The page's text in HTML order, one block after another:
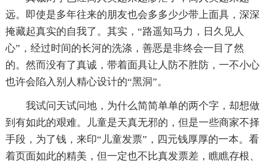
远。即使是多年往来的朋友也会多多少少带上面具，深深
掩藏起真实的自我了。其实，“路遥知马力，日久见人
心”，经过时间的长河的洗涤，善恶是非终会一目了然
的。然而没有了真诚，带着面具让人防不胜防，一不小心
也许会陷入别人精心设计的“黑洞”。
我试问天试问地，为什么简简单单的两个字，却想做
到有如此的艰难。儿童是天真无邪的，但是一些商家不择
手段，为了钱，来印“儿童发票”，四元钱厚厚的一本。看
着页面如此的精美，但一定也不比真发票差，瞧瞧存根、